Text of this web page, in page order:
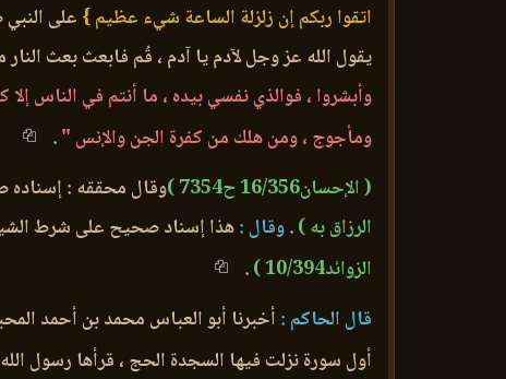
اتقوا ربكم إن زلزلة الساعة شيء عظيم } على
يقول الله عز وجل لآدم يا آدم ، قُم فابعث بعث
وأبشروا ، فوالذي نفسي بيده ، ما أنتم في الناس
ومأجوج ، ومن هلك من كفرة الجن والإنس ".
( الإحسان16/356 ح7354 )
وقال محققه :
الرزاق به ).وقال :هذا إسناد صحيح على شرط
الزوائد10/394 )
.
قال الحاكم : أخبرنا أبو العباس محمد بن أحمد
أول سورة نزلت فيها السجدة الحج ، قرأها رسول